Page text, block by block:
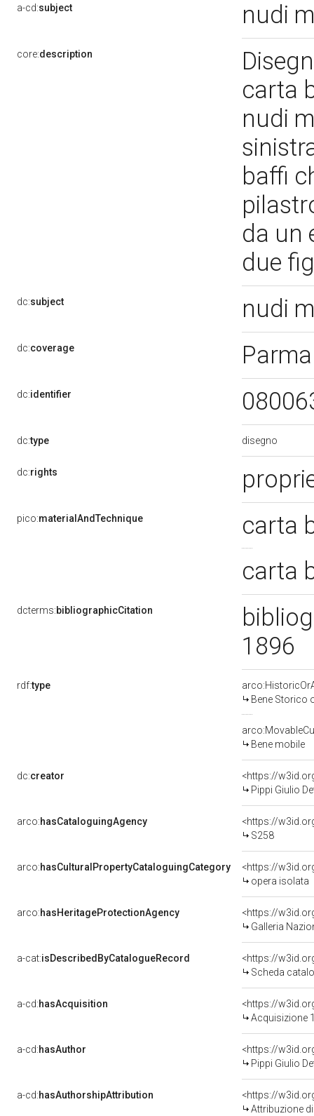
a-cd:subject nudi
core:description
carta
nudi
baffi
da un
due
dc:subject nudi
dc:coverage
dc:identifier
dc:type disegno
dc:rights
pico:materialAndTechnique
carta
carta
dcterms:bibliographicCitation
1896
rdf:type
Bene Storico
Bene mobile
dc:creator
<https://
Pippi Giulio
arco:hasCataloguingAgency
<https://
S258
arco:hasCulturalPropertyCataloguingCategory
<https://
opera isolata
arco:hasHeritageProtectionAgency
<https://
Galleria
a-cat:isDescribedByCatalogueRecord
<https://
Scheda
a-cd:hasAcquisition
<https://
Acquisizione
a-cd:hasAuthor
<https://
Pippi Giulio
a-cd:hasAuthorshipAttribution
<https://
Attribuzione